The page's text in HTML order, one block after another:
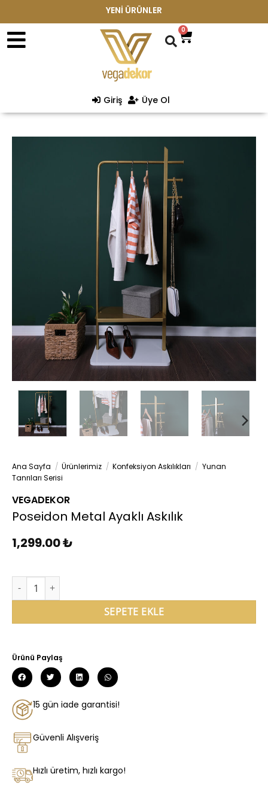
YENİ ÜRÜNLER
0
Giriş Üye Ol
Ana Sayfa / Ürünlerimiz / Konfeksiyon Askılıkları / Yunan
Tanrıları Serisi
VEGADEKOR
Poseidon Metal Ayaklı Askılık
1,299.00₺
SEPETE EKLE
Ürünü Paylaş
15 gün iade garantisi!
Güvenli Alışveriş
Hızlı üretim, hızlı kargo!